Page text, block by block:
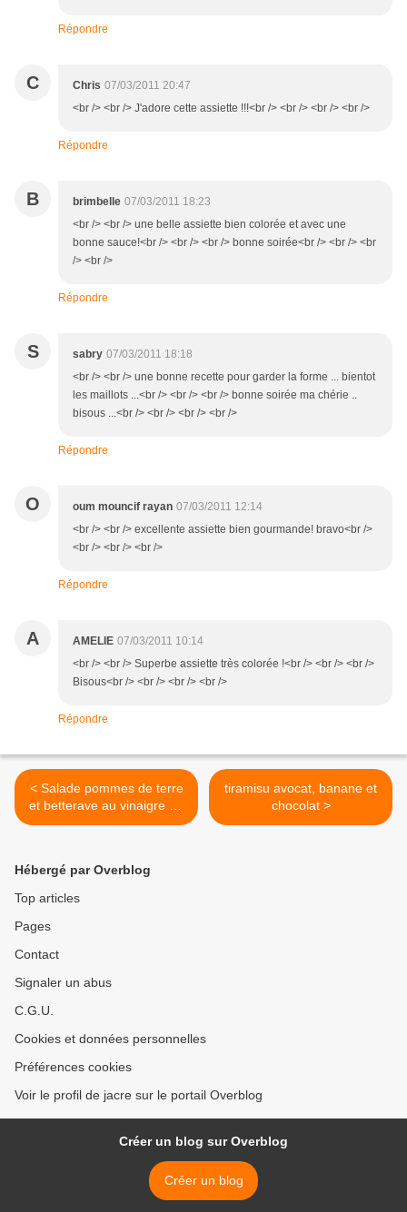
Répondre
C Chris 07/03/2011 20:47
<br /> <br /> J'adore cette assiette !!!<br /> <br /> <br /> <br />
Répondre
B brimbelle 07/03/2011 18:23
<br /> <br /> une belle assiette bien colorée et avec une
bonne sauce!<br /> <br /> <br /> bonne soirée<br /> <br /> <br
/> <br />
Répondre
S sabry 07/03/2011 18:18
<br /> <br /> une bonne recette pour garder la forme ... bientot
les maillots ...<br /> <br /> <br /> bonne soirée ma chérie ..
bisous ...<br /> <br /> <br /> <br />
Répondre
O oum mouncif rayan 07/03/2011 12:14
<br /> <br /> excellente assiette bien gourmande! bravo<br />
<br /> <br /> <br />
Répondre
A AMELIE 07/03/2011 10:14
<br /> <br /> Superbe assiette très colorée !<br /> <br /> <br />
Bisous<br /> <br /> <br /> <br />
Répondre
< Salade pommes de terre
et betterave au vinaigre de
pulpe de tomates
tiramisu avocat, banane et
chocolat >
Hébergé par Overblog
Top articles
Pages
Contact
Signaler un abus
C.G.U.
Cookies et données personnelles
Préférences cookies
Voir le profil de jacre sur le portail Overblog
Créer un blog sur Overblog
Créer un blog